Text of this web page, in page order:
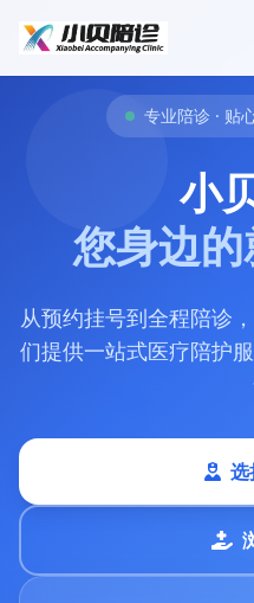
专业陪诊 · 贴
小
您身边
从预约挂号到全程陪诊
们提供一站式医疗陪护
选